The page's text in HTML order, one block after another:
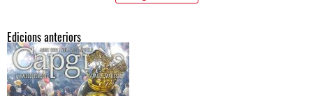
Edicions anteriors